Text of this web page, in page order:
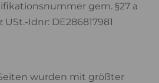
gem. §27 a
Idnr: DE286817981
wurden mit größter